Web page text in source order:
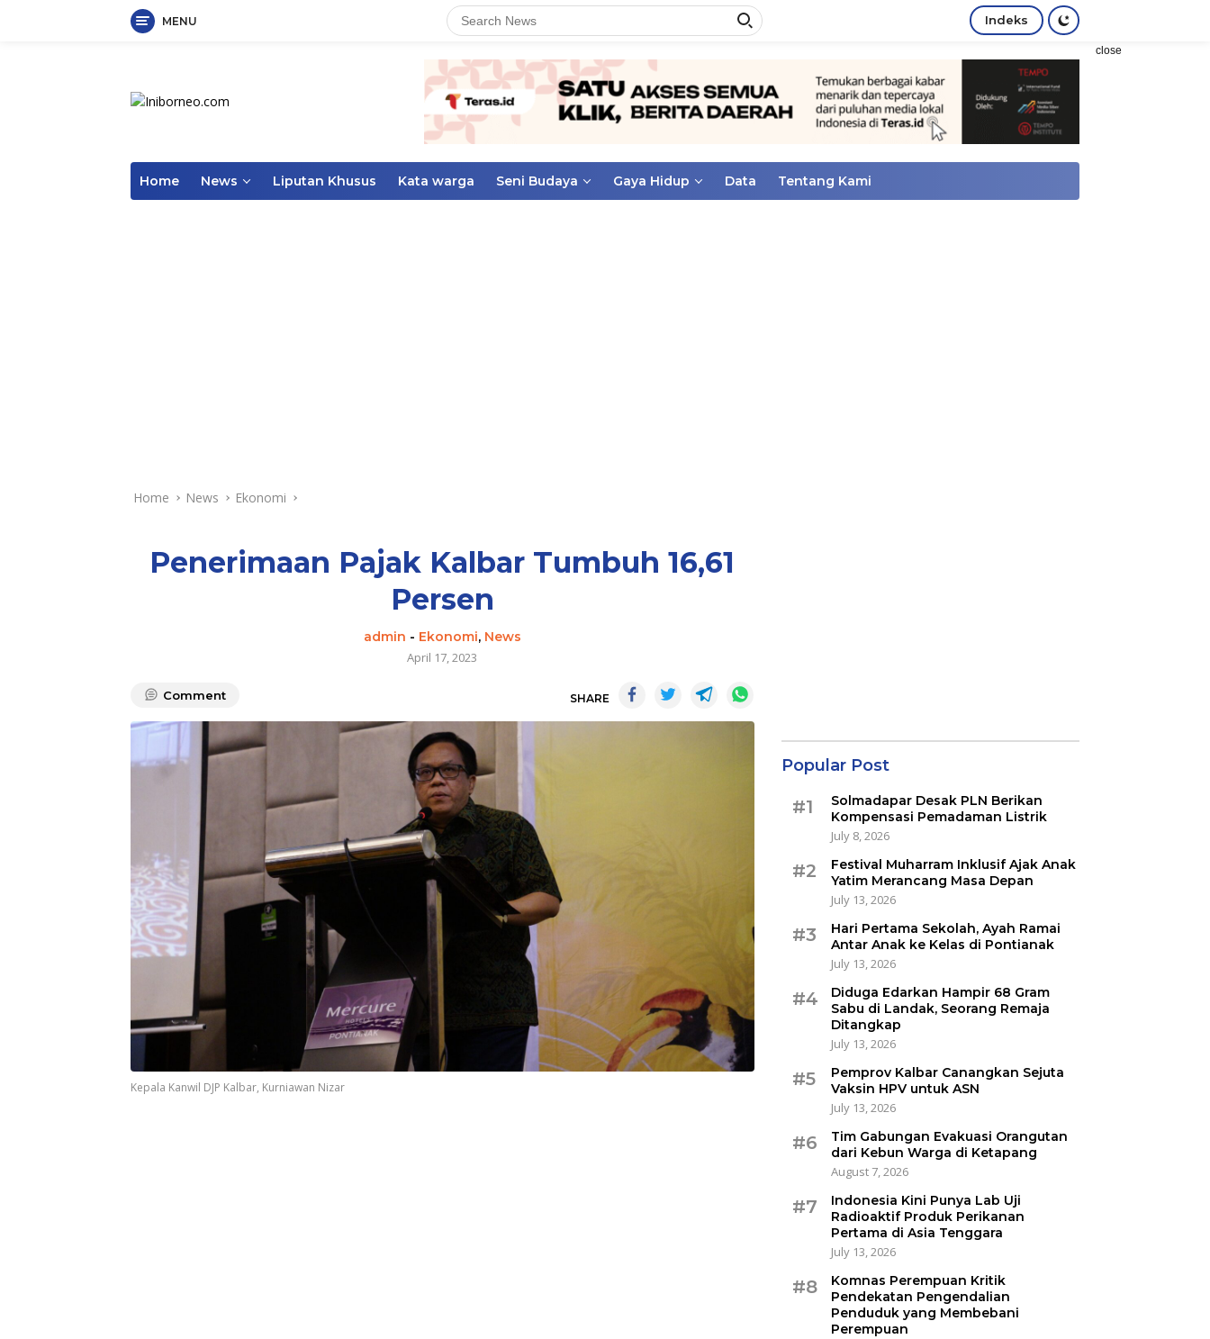
MENU Indeks
close
Home News Liputan Khusus Kata warga Seni Budaya Gaya Hidup Data Tentang Kami
Home News Ekonomi
Penerimaan Pajak Kalbar Tumbuh 16,61
Persen
admin - Ekonomi, News
April 17, 2023
Comment SHARE
Kepala Kanwil DJP Kalbar, Kurniawan Nizar
Popular Post
#1
Solmadapar Desak PLN Berikan
Kompensasi Pemadaman Listrik
July 8, 2026
#2
Festival Muharram Inklusif Ajak Anak
Yatim Merancang Masa Depan
July 13, 2026
#3
Hari Pertama Sekolah, Ayah Ramai
Antar Anak ke Kelas di Pontianak
July 13, 2026
#4
Diduga Edarkan Hampir 68 Gram
Sabu di Landak, Seorang Remaja
Ditangkap
July 13, 2026
#5
Pemprov Kalbar Canangkan Sejuta
Vaksin HPV untuk ASN
July 13, 2026
#6
Tim Gabungan Evakuasi Orangutan
dari Kebun Warga di Ketapang
August 7, 2026
#7
Indonesia Kini Punya Lab Uji
Radioaktif Produk Perikanan
Pertama di Asia Tenggara
July 13, 2026
#8
Komnas Perempuan Kritik
Pendekatan Pengendalian
Penduduk yang Membebani
Perempuan